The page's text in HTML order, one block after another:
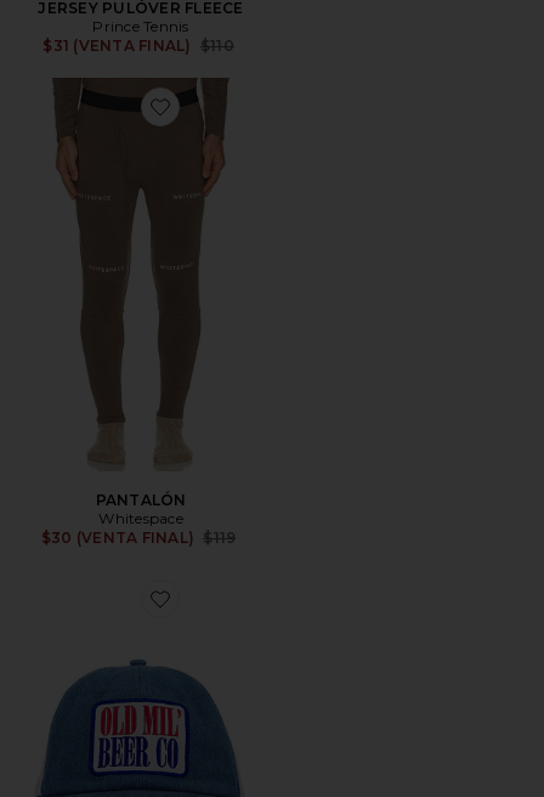
JERSEY PULÓVER FLEECE
Prince Tennis
$31 (VENTA FINAL)
Previous price:
$110
Favorite PANTALÓN
PANTALÓN
Whitespace
$30 (VENTA FINAL)
Previous price:
$119
Favorite SOMBRERO OLD MIL' BEER CO